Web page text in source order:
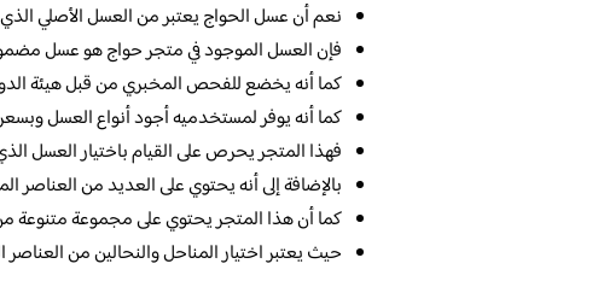
نعم أن عسل الحواج يعتبر من العسل الأصلي
فإن العسل الموجود في متجر حواج هو عسل
كما أنه يخضع للفحص المخبري من قبل هيئة
كما أنه يوفر لمستخدميه أجود أنواع العسل
فهذا المتجر يحرص على القيام باختيار العسل
بالإضافة إلى أنه يحتوي على العديد من العناصر
كما أن هذا المتجر يحتوي على مجموعة متنوعة
حيث يعتبر اختيار المناحل والنحالين من العناصر